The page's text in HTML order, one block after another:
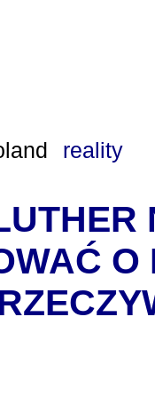
reality
O